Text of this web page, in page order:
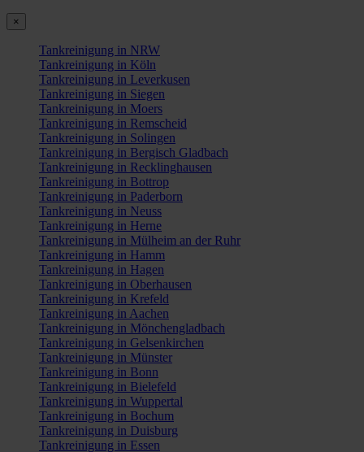
×
Tankreinigung in NRW
Tankreinigung in Köln
Tankreinigung in Leverkusen
Tankreinigung in Siegen
Tankreinigung in Moers
Tankreinigung in Remscheid
Tankreinigung in Solingen
Tankreinigung in Bergisch Gladbach
Tankreinigung in Recklinghausen
Tankreinigung in Bottrop
Tankreinigung in Paderborn
Tankreinigung in Neuss
Tankreinigung in Herne
Tankreinigung in Mülheim an der Ruhr
Tankreinigung in Hamm
Tankreinigung in Hagen
Tankreinigung in Oberhausen
Tankreinigung in Krefeld
Tankreinigung in Aachen
Tankreinigung in Mönchengladbach
Tankreinigung in Gelsenkirchen
Tankreinigung in Münster
Tankreinigung in Bonn
Tankreinigung in Bielefeld
Tankreinigung in Wuppertal
Tankreinigung in Bochum
Tankreinigung in Duisburg
Tankreinigung in Essen